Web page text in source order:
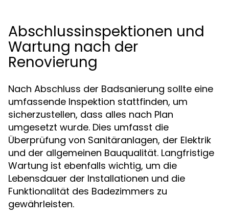
Abschlussinspektionen und
Wartung nach der
Renovierung
Nach Abschluss der Badsanierung sollte eine
umfassende Inspektion stattfinden, um
sicherzustellen, dass alles nach Plan
umgesetzt wurde. Dies umfasst die
Überprüfung von Sanitäranlagen, der Elektrik
und der allgemeinen Bauqualität. Langfristige
Wartung ist ebenfalls wichtig, um die
Lebensdauer der Installationen und die
Funktionalität des Badezimmers zu
gewährleisten.